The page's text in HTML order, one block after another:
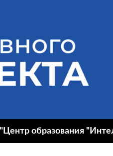
образования